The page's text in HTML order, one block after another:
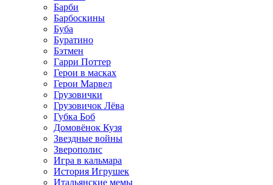
Барби
Барбоскины
Буба
Буратино
Бэтмен
Гарри Поттер
Герои в масках
Герои Марвел
Грузовички
Грузовичок Лёва
Губка Боб
Домовёнок Кузя
Звездные войны
Зверополис
Игра в кальмара
История Игрушек
Итальянские мемы